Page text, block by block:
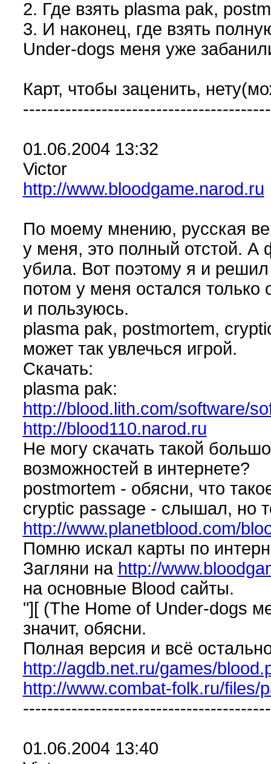
2. Где взять plasma pak,
3. И наконец, где взять
Under-dogs меня уже
Карт, чтобы заценить,
01.06.2004 13:32
Victor
http://www.bloodgame.narod.ru
По моему мнению, русская
у меня, это полный отстой.
убила. Вот поэтому я и
потом у меня остался
и пользуюсь.
plasma pak, postmortem,
может так увлечься игрой.
Скачать:
plasma pak:
http://blood.lith.com/software/
http://blood110.narod.ru
Не могу скачать такой
возможностей в интернете?
postmortem - обясни, что
cryptic passage - слышал, но
http://www.planetblood.com/
Помню искал карты по
Загляни на http://
на основные Blood сайты.
"][ (The Home of Under-dogs
значит, обясни.
Полная версия и всё
http://agdb.net.ru/games/
http://www.combat-folk.ru/files/
01.06.2004 13:40